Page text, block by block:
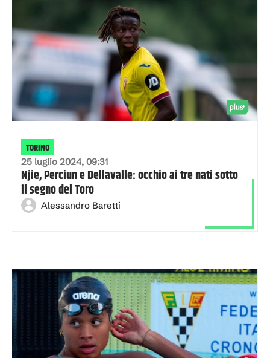
25 luglio 2024, 09:31
TORINO
Njie, Perciun e Dellavalle: occhio ai tre nati sotto
il segno del Toro
Alessandro Baretti